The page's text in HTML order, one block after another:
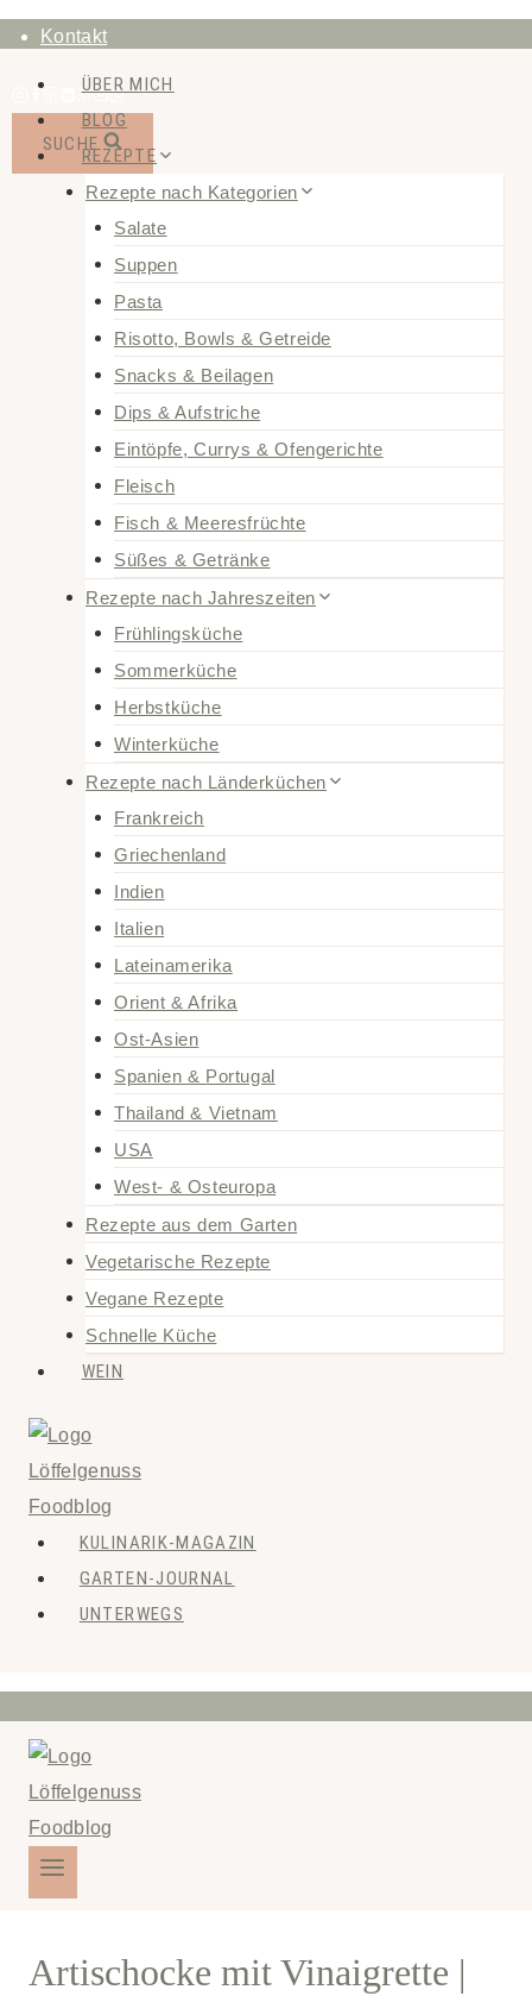
Zum
Inhalt
springen
Kontakt
SUCHE
ÜBER MICH
BLOG
REZEPTE
Rezepte nach Kategorien
Salate
Suppen
Pasta
Risotto, Bowls & Getreide
Snacks & Beilagen
Dips & Aufstriche
Eintöpfe, Currys & Ofengerichte
Fleisch
Fisch & Meeresfrüchte
Süßes & Getränke
Rezepte nach Jahreszeiten
Frühlingsküche
Sommerküche
Herbstküche
Winterküche
Rezepte nach Länderküchen
Frankreich
Griechenland
Indien
Italien
Lateinamerika
Orient & Afrika
Ost-Asien
Spanien & Portugal
Thailand & Vietnam
USA
West- & Osteuropa
Rezepte aus dem Garten
Vegetarische Rezepte
Vegane Rezepte
Schnelle Küche
WEIN
KULINARIK-MAGAZIN
GARTEN-JOURNAL
UNTERWEGS
Artischocke mit Vinaigrette |